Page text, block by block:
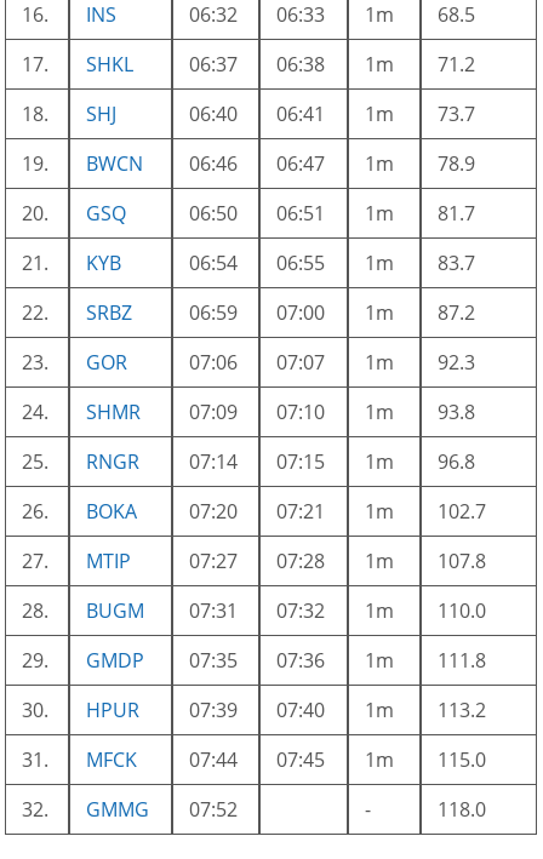
16.
INS 06:32 06:33 1m
68.5
17.
SHKL 06:37 06:38 1m
71.2
18.
SHJ 06:40 06:41 1m
73.7
19.
BWCN 06:46 06:47 1m
78.9
20.
GSQ 06:50 06:51 1m
81.7
21.
KYB 06:54 06:55 1m
83.7
22.
SRBZ 06:59 07:00 1m
87.2
23.
GOR 07:06 07:07 1m
92.3
24.
SHMR 07:09 07:10 1m
93.8
25.
RNGR 07:14 07:15 1m
96.8
26.
BOKA 07:20 07:21 1m
102.7
27.
MTIP 07:27 07:28 1m
107.8
28.
BUGM 07:31 07:32 1m
110.0
29.
GMDP 07:35 07:36 1m
111.8
30.
HPUR 07:39 07:40 1m
113.2
31.
MFCK 07:44 07:45 1m
115.0
32.
GMMG 07:52 - 118.0